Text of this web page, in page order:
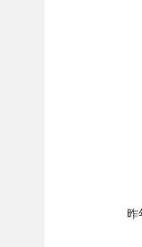
昨